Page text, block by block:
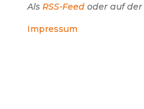
Als RSS-Feedoder auf der
Impressum